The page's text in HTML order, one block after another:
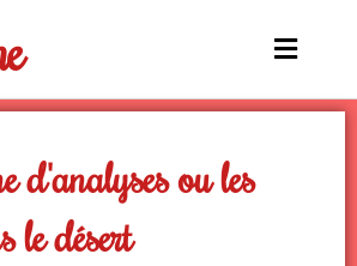
Main
d'analyses ou les
le désert